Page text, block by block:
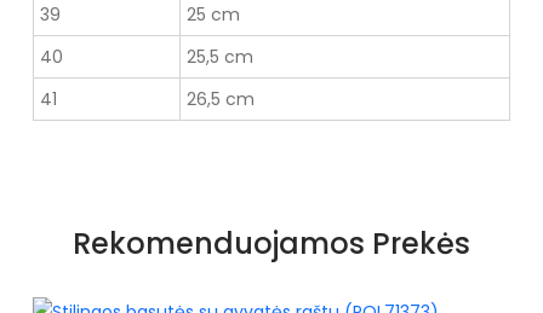
39
25 cm
40
25,5 cm
41
26,5 cm
Rekomenduojamos Prekės